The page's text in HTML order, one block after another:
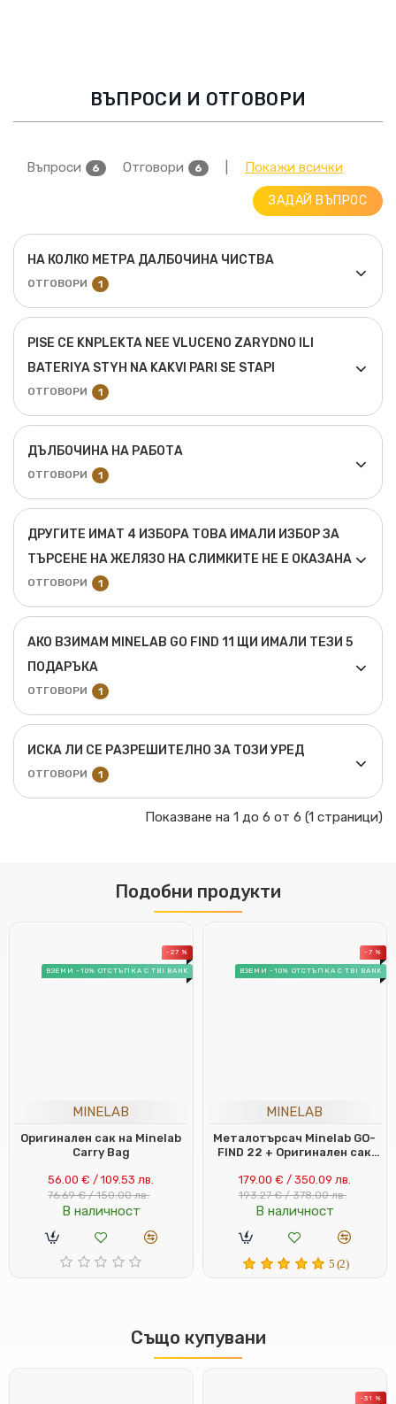
ВЪПРОСИ И ОТГОВОРИ
Въпроси 6 Отговори 6 Покажи всички
ЗАДАЙ ВЪПРОС
НА КОЛКО МЕТРА ДАЛБОЧИНА ЧИСТВА
ОТГОВОРИ 1
PISE CE KNPLEKTA NEE VLUCENO ZARYDNO ILI
BATERIYA STYH NA KAKVI PARI SE STAPI
ОТГОВОРИ 1
ДЪЛБОЧИНА НА РАБОТА
ОТГОВОРИ 1
ДРУГИТЕ ИМАТ 4 ИЗБОРА ТОВА ИМАЛИ ИЗБОР ЗА
ТЪРСЕНЕ НА ЖЕЛЯЗО НА СЛИМКИТЕ НЕ Е ОКАЗАНА
ОТГОВОРИ 1
АКО ВЗИМАМ MINELAB GO FIND 11 ЩИ ИМАЛИ ТЕЗИ 5
ПОДАРЪКА
ОТГОВОРИ 1
ИСКА ЛИ СЕ РАЗРЕШИТЕЛНО ЗА ТОЗИ УРЕД
ОТГОВОРИ 1
Показване на 1 до 6 от 6 (1 страници)
Подобни продукти
ВЗЕМИ -10% ОТСТЪПКА С TBI BANK
-27 %
MINELAB
Оригинален сак на Minelab
Carry Bag
56.00 € / 109.53 лв.
76.69 € / 150.00 лв.
В наличност
ВЗЕМИ -10% ОТСТЪПКА С TBI BANK
-7 %
MINELAB
Металотърсач Minelab GO-
FIND 22 + Оригинален сак
179.00 € / 350.09 лв.
193.27 € / 378.00 лв.
В наличност
5 (2)
Също купувани
-31 %